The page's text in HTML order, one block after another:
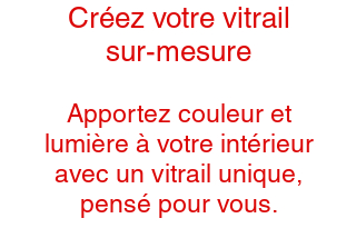
Créez votre vitrail
sur-mesure
Apportez couleur et
lumière à votre intérieur
avec un vitrail unique,
pensé pour vous.